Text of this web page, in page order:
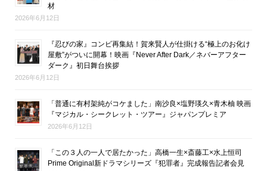
材
2026年6月12日
『忍びの家』コンビ再集結！賀来賢人が仕掛ける“極上のお化け
屋敷”がついに開幕！映画『Never After Dark／ネバーアフター
ダーク』初日舞台挨拶
2026年6月12日
「普通に有村架純がコケました」南沙良×塩野瑛久×青木柚 映画
『マジカル・シークレット・ツアー』ジャパンプレミア
2026年6月12日
「この３人の一人で居たかった」高橋一生×斎藤工×水上恒司
Prime Original新ドラマシリーズ『犯罪者』完成報告記者会見